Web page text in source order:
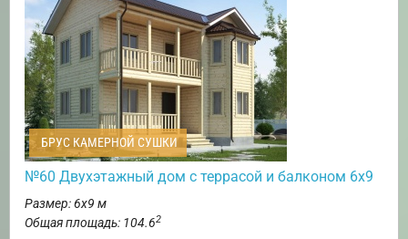
БРУС КАМЕРНОЙ СУШКИ
№60 Двухэтажный дом с террасой и балконом 6х9
Размер: 6х9 м
Общая площадь: 104.62